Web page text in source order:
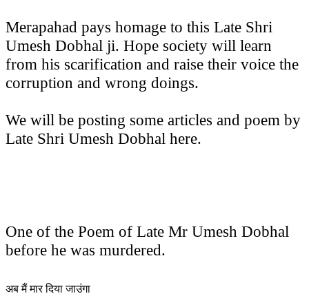
Merapahad pays homage to this Late Shri
Umesh Dobhal ji. Hope society will learn
from his scarification and raise their voice the
corruption and wrong doings.
We will be posting some articles and poem by
Late Shri Umesh Dobhal here.
One of the Poem of Late Mr Umesh Dobhal
before he was murdered.
अब मैं मार दिया जाउंगा